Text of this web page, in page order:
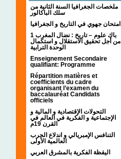
ملخصات الجغرافيا السنة الثانية من
سلك الباكالور
امتحان جهوي في التاريخ و الجغرافيا
1 باك علوم – تاريخ : نضال المغرب
من أجل تحقيق الاستقلال و استكمال
الوحدة الترابية
Enseignement Secondaire
qualifiant: Programme
Répartition matières et
coefficients du cadre
organisant l’examen du
baccalauréat Candidats
officiels
التحولات الإقتصادية و المالية و
الإجتماعية و الفكرية في العالم في
القرن 19م
التنافس الإمبريالي و اندلاع الحرب
العالمية الأولى
اليقظة الفكرية بالمشرق العربي